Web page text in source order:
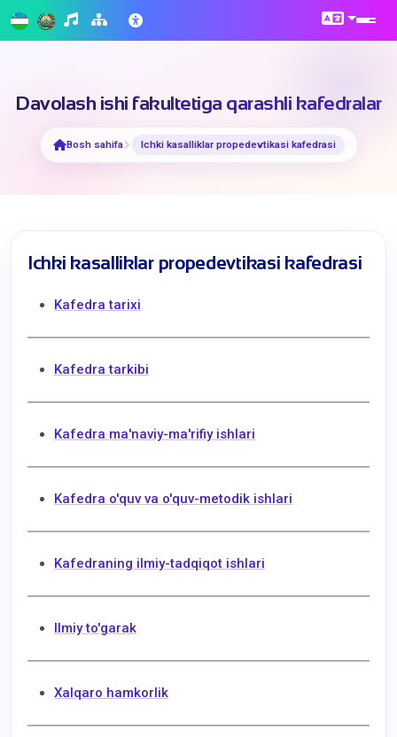
Davolash ishi fakultetiga qarashli kafedralar
Bosh sahifa Ichki kasalliklar propedevtikasi kаfedrаsi
Ichki kasalliklar propedevtikasi kаfedrаsi
Kafedra tarixi
Kafedra tarkibi
Kafedra ma'naviy-ma'rifiy ishlari
Kafedra o'quv va o'quv-metodik ishlari
Kafedraning ilmiy-tadqiqot ishlari
Ilmiy to'garak
Xalqaro hamkorlik